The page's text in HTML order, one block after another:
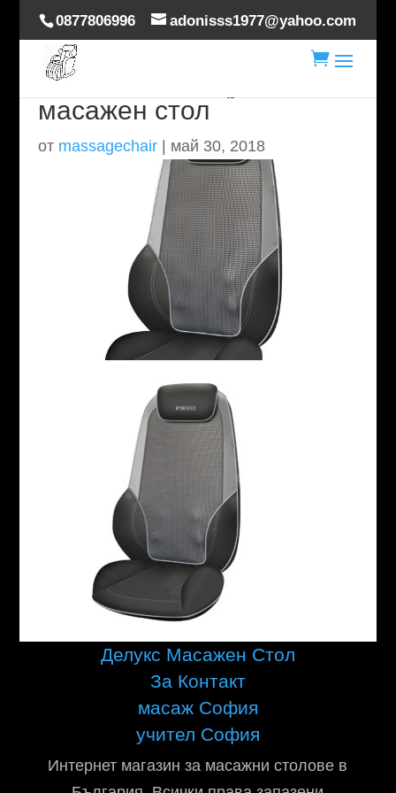
0877806996 adonisss1977@yahoo.com

homedics Шиацу MAX 2.0
масажен стол
от massagechair| май 30, 2018
Делукс Масажен Стол
За Контакт
масаж София
учител София
Интернет магазин за масажни столове в